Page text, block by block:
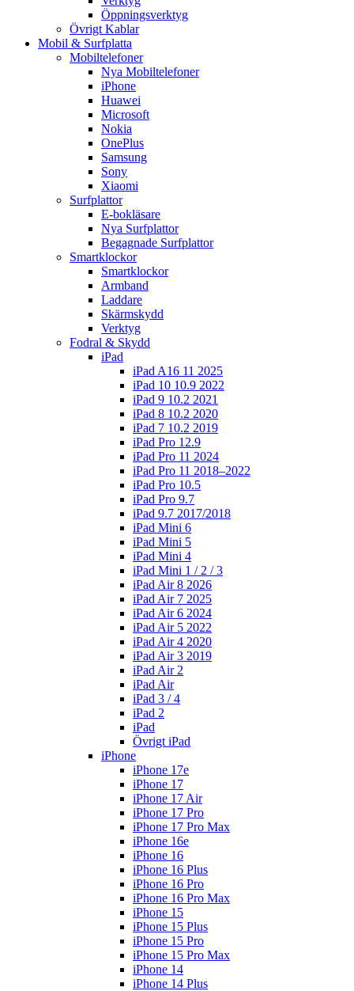
Öppningsverktyg
Övrigt Kablar
Mobil & Surfplatta
Mobiltelefoner
Nya Mobiltelefoner
iPhone
Huawei
Microsoft
Nokia
OnePlus
Samsung
Sony
Xiaomi
Surfplattor
E-bokläsare
Nya Surfplattor
Begagnade Surfplattor
Smartklockor
Smartklockor
Armband
Laddare
Skärmskydd
Verktyg
Fodral & Skydd
iPad
iPad A16 11 2025
iPad 10 10.9 2022
iPad 9 10.2 2021
iPad 8 10.2 2020
iPad 7 10.2 2019
iPad Pro 12.9
iPad Pro 11 2024
iPad Pro 11 2018–2022
iPad Pro 10.5
iPad Pro 9.7
iPad 9.7 2017/2018
iPad Mini 6
iPad Mini 5
iPad Mini 4
iPad Mini 1 / 2 / 3
iPad Air 8 2026
iPad Air 7 2025
iPad Air 6 2024
iPad Air 5 2022
iPad Air 4 2020
iPad Air 3 2019
iPad Air 2
iPad Air
iPad 3 / 4
iPad 2
iPad
Övrigt iPad
iPhone
iPhone 17e
iPhone 17
iPhone 17 Air
iPhone 17 Pro
iPhone 17 Pro Max
iPhone 16e
iPhone 16
iPhone 16 Plus
iPhone 16 Pro
iPhone 16 Pro Max
iPhone 15
iPhone 15 Plus
iPhone 15 Pro
iPhone 15 Pro Max
iPhone 14
iPhone 14 Plus